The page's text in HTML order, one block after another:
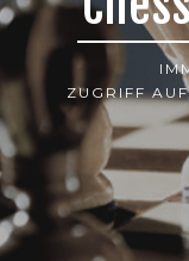
ZUGRIFF